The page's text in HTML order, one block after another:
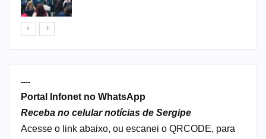
----
Portal Infonet no WhatsApp
Receba no celular notícias de Sergipe
Acesse o link abaixo, ou escanei o QRCODE, para